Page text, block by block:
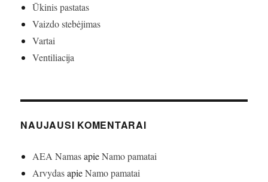
Ūkinis pastatas
Vaizdo stebėjimas
Vartai
Ventiliacija
NAUJAUSI KOMENTARAI
AEA NamasapieNamo pamatai
ArvydasapieNamo pamatai